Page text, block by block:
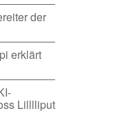
der
erklärt
Lilllliput